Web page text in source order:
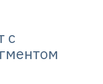
Мы видели, что P3
C100x будет
рублей. И вот эта
и есть
как